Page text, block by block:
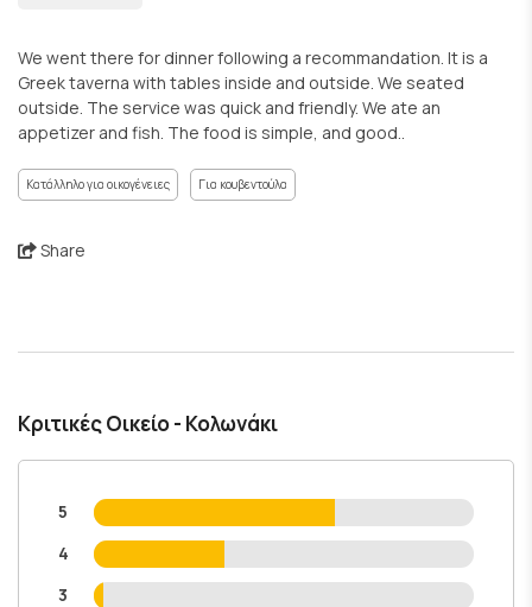
We went there for dinner following a recommandation. It is a
Greek taverna with tables inside and outside. We seated
outside. The service was quick and friendly. We ate an
appetizer and fish. The food is simple, and good..
Κατάλληλο για οικογένειες Για κουβεντούλα
Share
Κριτικές Οικείο - Κολωνάκι
5
4
3